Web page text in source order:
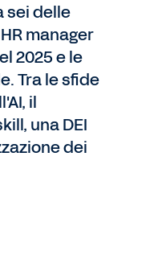
sei delle
manager
2025 e le
Tra le sfide
il
una DEI
dei